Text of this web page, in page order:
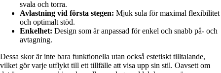
svala och torra.
Avlastning vid första stegen: Mjuk sula för maximal flexibilitet
och optimalt stöd.
Enkelhet: Design som är anpassad för enkel och snabb på- och
avtagning.
Dessa skor är inte bara funktionella utan också estetiskt tilltalande,
vilket gör varje utflykt till ett tillfälle att visa upp sin stil. Oavsett om